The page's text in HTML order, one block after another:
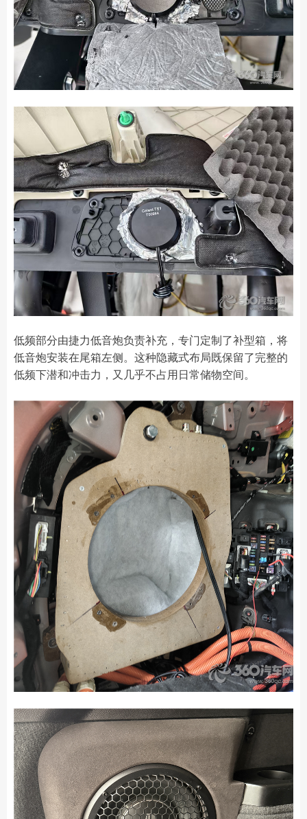
低频部分由捷力低音炮负责补充，专门定制了补型箱，将
低音炮安装在尾箱左侧。这种隐藏式布局既保留了完整的
低频下潜和冲击力，又几乎不占用日常储物空间。